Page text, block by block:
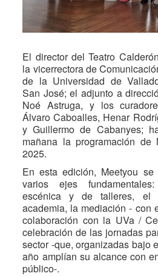
El director del Teatro
la vicerrectora de
de la Universidad de
San José; el adjunto a
Noé Astruga, y los
Álvaro Caboalles, Henar
y Guillermo de Cabanyes;
mañana la programación de
2025.
En esta edición, Meetyou
varios ejes
escénica y de talleres, el
academia, la mediación - con
colaboración con la UVa /
celebración de las jornadas
sector -que, organizadas bajo
año amplían su alcance con
público-.